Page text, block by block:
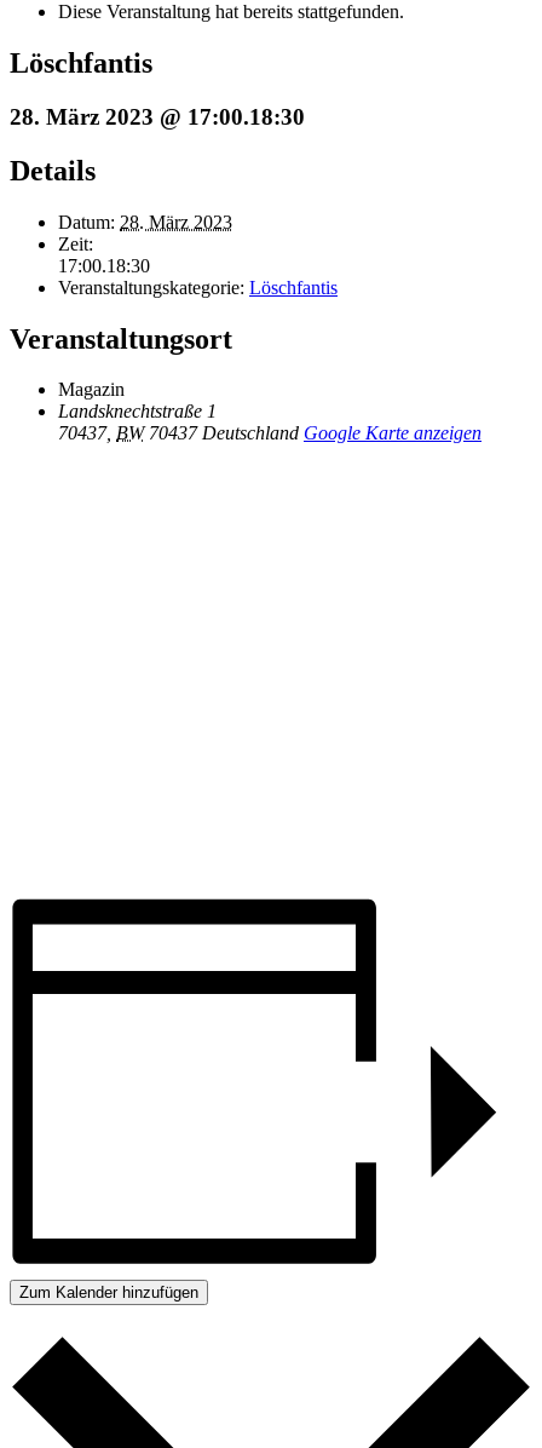
Diese Veranstaltung hat bereits stattgefunden.
Löschfantis
28. März 2023 @ 17:00.18:30
Details
Datum: 28. März 2023
Zeit:
17:00.18:30
Veranstaltungskategorie: Löschfantis
Veranstaltungsort
Magazin
Landsknechtstraße 1
70437, BW 70437 Deutschland Google Karte anzeigen
Zum Kalender hinzufügen